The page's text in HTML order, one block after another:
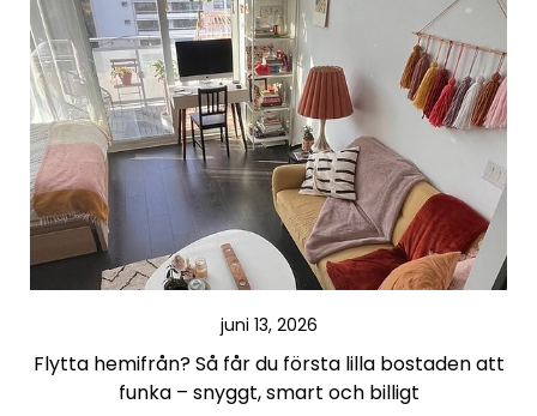
juni 13, 2026
Flytta hemifrån? Så får du första lilla bostaden att
funka – snyggt, smart och billigt